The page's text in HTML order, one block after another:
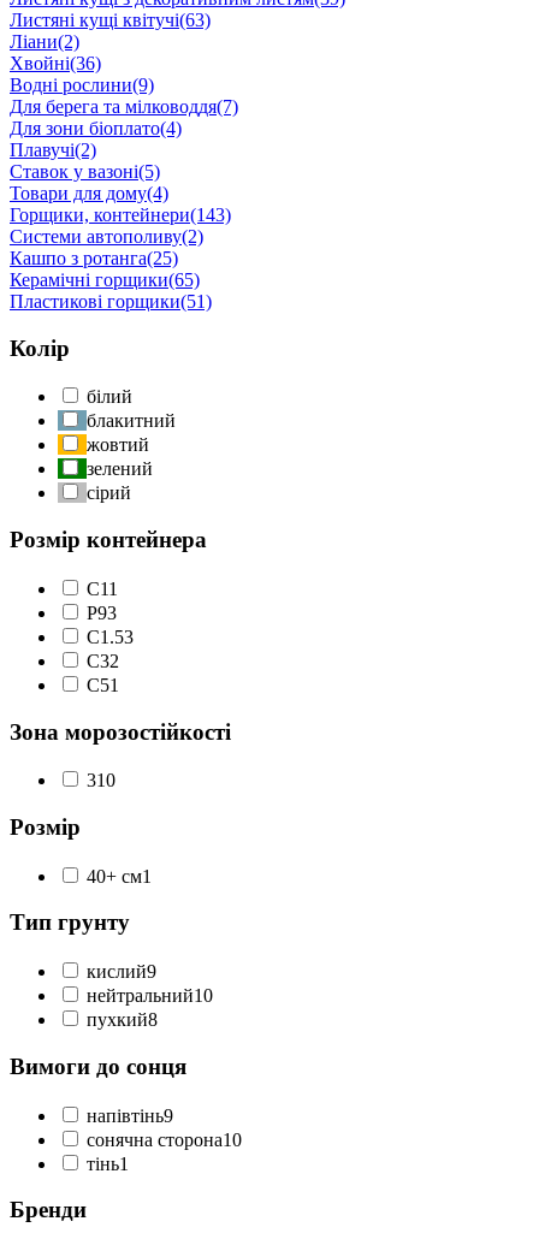
Листяні кущі квітучі(63)
Ліани(2)
Хвойні(36)
Водні рослини(9)
Для берега та мілководдя(7)
Для зони біоплато(4)
Плавучі(2)
Ставок у вазоні(5)
Товари для дому(4)
Горщики, контейнери(143)
Системи автополиву(2)
Кашпо з ротанга(25)
Керамічні горщики(65)
Пластикові горщики(51)
Колір
білий
блакитний
жовтий
зелений
сірий
Розмір контейнера
C11
P93
С1.53
С32
С51
Зона морозостійкості
310
Розмір
40+ см1
Тип грунту
кислий9
нейтральний10
пухкий8
Вимоги до сонця
напівтінь9
сонячна сторона10
тінь1
Бренди